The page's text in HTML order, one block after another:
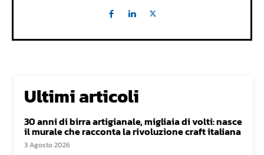
Ultimi articoli
30 anni di birra artigianale, migliaia di volti: nasce
il murale che racconta la rivoluzione craft italiana
3 Agosto 2026